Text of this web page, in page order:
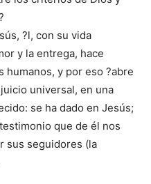
?l, con su vida
y la entrega, hace
humanos, y por eso ?abre
universal, en una
se ha dado en Jesús;
que de él nos
sus seguidores (la